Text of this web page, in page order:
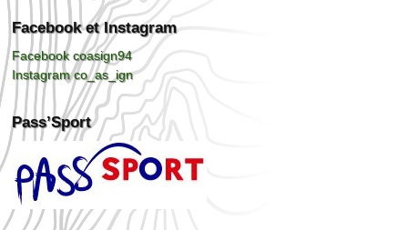
Facebook et Instagram
Facebook coasign94
Instagram co_as_ign
Pass’Sport